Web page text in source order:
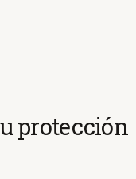
protección